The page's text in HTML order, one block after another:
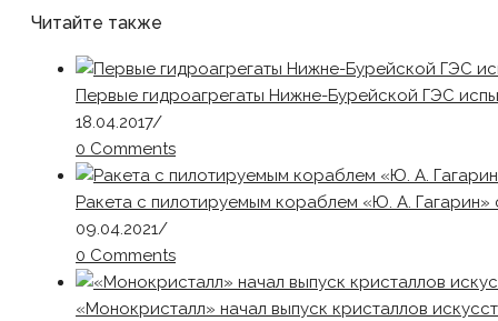
Читайте также
Первые гидроагрегаты Нижне-Бурейской ГЭС
18.04.2017/
0 Comments
Ракета с пилотируемым кораблем «Ю. А. Гагарин»
09.04.2021/
0 Comments
«Монокристалл» начал выпуск кристаллов